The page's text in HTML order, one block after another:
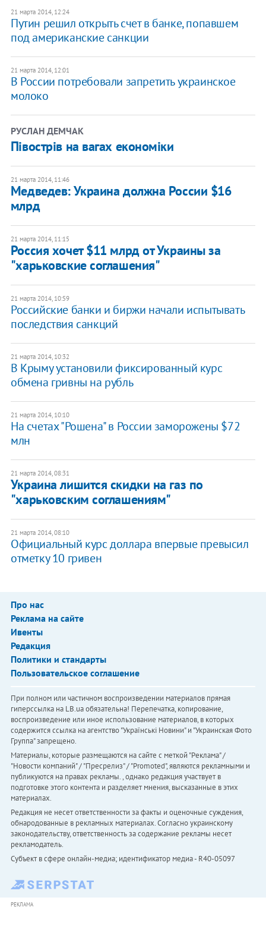
21 марта 2014, 12:24
Путин решил открыть счет в банке, попавшем
под американские санкции
21 марта 2014, 12:01
В России потребовали запретить украинское
молоко
РУСЛАН ДЕМЧАК
Півострів на вагах економіки
21 марта 2014, 11:46
Медведев: Украина должна России $16
млрд
21 марта 2014, 11:15
Россия хочет $11 млрд от Украины за
"харьковские соглашения"
21 марта 2014, 10:59
Российские банки и биржи начали испытывать
последствия санкций
21 марта 2014, 10:32
В Крыму установили фиксированный курс
обмена гривны на рубль
21 марта 2014, 10:10
На счетах "Рошена" в России заморожены $72
млн
21 марта 2014, 08:31
Украина лишится скидки на газ по
"харьковским соглашениям"
21 марта 2014, 08:10
Официальный курс доллара впервые превысил
отметку 10 гривен
Про нас
Реклама на сайте
Ивенты
Редакция
Политики и стандарты
Пользовательское соглашение
При полном или частичном воспроизведении материалов прямая
гиперссылка на LB.ua обязательна! Перепечатка, копирование,
воспроизведение или иное использование материалов, в которых
содержится ссылка на агентство "Українськi Новини" и "Украинская Фото
Группа" запрещено.
Материалы, которые размещаются на сайте с меткой "Реклама" /
"Новости компаний" / "Пресрелиз" / "Promoted", являются рекламными и
публикуются на правах рекламы. , однако редакция участвует в
подготовке этого контента и разделяет мнения, высказанные в этих
материалах.
Редакция не несет ответственности за факты и оценочные суждения,
обнародованные в рекламных материалах. Согласно украинскому
законодательству, ответственность за содержание рекламы несет
рекламодатель.
Субъект в сфере онлайн-медиа; идентификатор медиа - R40-05097
РЕКЛАМА